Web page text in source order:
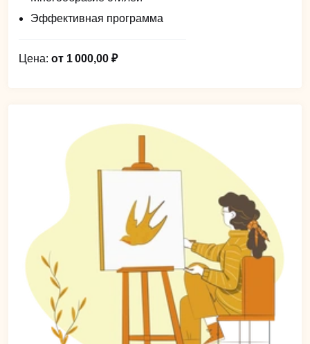
Эффективная программа
Цена: от 1 000,00 ₽